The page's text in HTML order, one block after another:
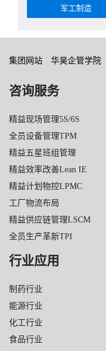
军工制造
集团网站 华昊企管学院
咨询服务
精益现场管理5S/6S
全员设备管理TPM
精益五星班组管理
精益效率改善Lean IE
精益计划物控LPMC
工厂物流布局
精益供应链管理LSCM
全员生产革新TPI
行业应用
制药行业
能源行业
化工行业
食品行业